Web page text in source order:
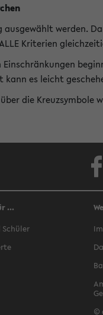
werden.
Kriterien
kann es leicht
die Kreuzsymbole
...
©